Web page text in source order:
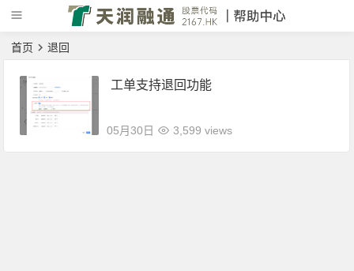
首页 退回
工单支持退回功能
05月30日 3,599 views